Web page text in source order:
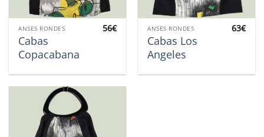
ANSES RONDES
Cabas
Copacabana
56€ ANSES RONDES
Cabas Los
Angeles
63€